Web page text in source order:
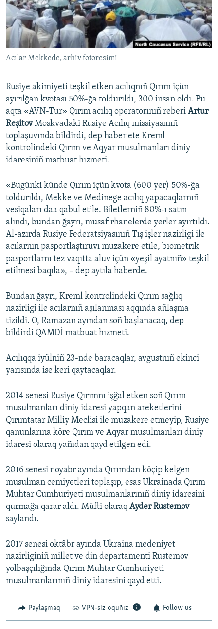
Русский
Українською
QOŞULIÑIZ!
RFE/RS bütün saytları
Acılar Mekkede, arhiv fotoresimi
Rusiye akimiyeti teşkil etken acılıqnıñ Qırım içün
ayırılğan kvotası 50%-ğa toldurıldı, 300 insan oldı. Bu
aqta «AVN-Tur» Qırım acılıq operatorınıñ reberi Artur
ReşitovMoskvadaki Rusiye Acılıq missiyasınıñ
toplaşuvında bildirdi, dep haber ete Kreml
kontrolindeki Qırım ve Aqyar musulmanları diniy
idaresiniñ matbuat hızmeti.
«Bugünki künde Qırım içün kvota (600 yer) 50%-ğa
toldurıldı, Mekke ve Medinege acılıq yapacaqlarnıñ
vesiqaları daa qabul etile. Biletlerniñ 80%-ı satın
alındı, bundan ğayrı, musafirhanelerde yerler ayırtıldı.
Al-azırda Rusiye Federatsiyasınıñ Tış işler nazirligi ile
acılarnıñ pasportlaştıruvı muzakere etile, biometrik
pasportlarnı tez vaqıtta aluv içün «yeşil ayatnıñ» teşkil
etilmesi baqıla», – dep aytıla haberde.
Bundan ğayrı, Kreml kontrolindeki Qırım sağlıq
nazirligi ile acılarnıñ aşılanması aqqında añlaşma
tizildi. O, Ramazan ayından soñ başlanacaq, dep
bildirdi QAMDİ matbuat hızmeti.
Acılıqqa iyülniñ 23-nde baracaqlar, avgustnıñ ekinci
yarısında ise keri qaytacaqlar.
2014 senesi Rusiye Qırımnı işğal etken soñ Qırım
musulmanları diniy idaresi yapqan areketlerini
Qırımtatar Milliy Meclisi ile muzakere etmeyip, Rusiye
qanunlarına köre Qırım ve Aqyar musulmanları diniy
idaresi olaraq yañıdan qayd etilgen edi.
2016 senesi noyabr ayında Qırımdan köçip kelgen
musulman cemiyetleri toplaşıp, esas Ukrainada Qırım
Muhtar Cumhuriyeti musulmanlarınıñ diniy idaresini
qurmağa qarar aldı. Müfti olaraq Ayder Rustemov
saylandı.
2017 senesi oktâbr ayında Ukraina medeniyet
nazirliginiñ millet ve din departamenti Rustemov
yolbaşçılığında Qırım Muhtar Cumhuriyeti
musulmanlarınıñ diniy idaresini qayd etti.
Paylaşmaq VPN-siz oquñız Follow us